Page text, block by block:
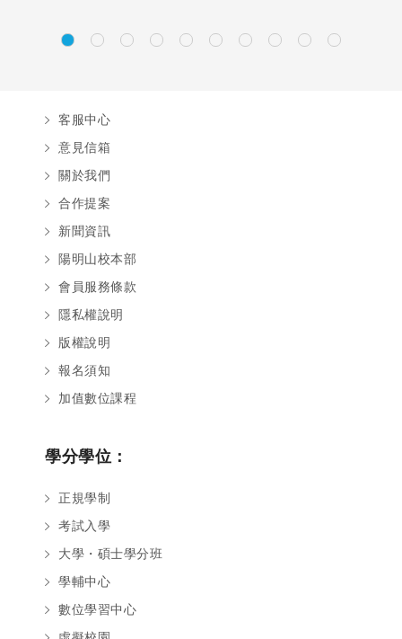
客服中心
意見信箱
關於我們
合作提案
新聞資訊
陽明山校本部
會員服務條款
隱私權說明
版權說明
報名須知
加值數位課程
學分學位：
正規學制
考試入學
大學・碩士學分班
學輔中心
數位學習中心